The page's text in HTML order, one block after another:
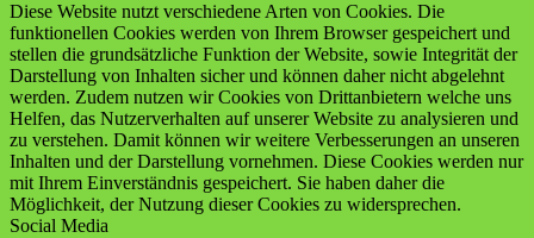
Diese Website nutzt verschiedene Arten von Cookies. Die
funktionellen Cookies werden von Ihrem Browser gespeichert und
stellen die grundsätzliche Funktion der Website, sowie Integrität der
Darstellung von Inhalten sicher und können daher nicht abgelehnt
werden. Zudem nutzen wir Cookies von Drittanbietern welche uns
Helfen, das Nutzerverhalten auf unserer Website zu analysieren und
zu verstehen. Damit können wir weitere Verbesserungen an unseren
Inhalten und der Darstellung vornehmen. Diese Cookies werden nur
mit Ihrem Einverständnis gespeichert. Sie haben daher die
Möglichkeit, der Nutzung dieser Cookies zu widersprechen.
Social Media